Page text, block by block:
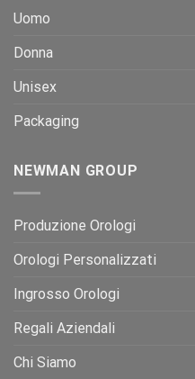
Uomo
Donna
Unisex
Packaging
NEWMAN GROUP
Produzione Orologi
Orologi Personalizzati
Ingrosso Orologi
Regali Aziendali
Chi Siamo